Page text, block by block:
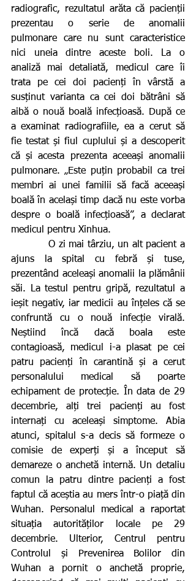
radiografic, rezultatul arăta că pacienții
prezentau o serie de anomalii
pulmonare care nu sunt caracteristice
nici uneia dintre aceste boli. La o
analiză mai detaliată, medicul care îi
trata pe cei doi pacienți în vârstă a
susținut varianta ca cei doi bătrâni să
aibă o nouă boală infecțioasă. După ce
a examinat radiografiile, ea a cerut să
fie testat și fiul cuplului și a descoperit
că și acesta prezenta aceeași anomalii
pulmonare. „Este puțin probabil ca trei
membri ai unei familii să facă aceeași
boală în același timp dacă nu este vorba
despre o boală infecțioasă”, a declarat
medicul pentru Xinhua.
           O zi mai târziu, un alt pacient a
ajuns la spital cu febră și tuse,
prezentând aceleași anomalii la plămânii
săi. La testul pentru gripă, rezultatul a
ieșit negativ, iar medicii au înțeles că se
confruntă cu o nouă infecție virală.
Neștiind încă dacă boala este
contagioasă, medicul i-a plasat pe cei
patru pacienți în carantină și a cerut
personalului medical să poarte
echipament de protecție. În data de 29
decembrie, alți trei pacienți au fost
internați cu aceleași simptome. Abia
atunci, spitalul s-a decis să formeze o
comisie de experți și a început să
demareze o anchetă internă. Un detaliu
comun la patru dintre pacienți a fost
faptul că aceștia au mers într-o piață din
Wuhan. Personalul medical a raportat
situația autorităților locale pe 29
decembrie. Ulterior, Centrul pentru
Controlul și Prevenirea Bolilor din
Wuhan a pornit o anchetă proprie,